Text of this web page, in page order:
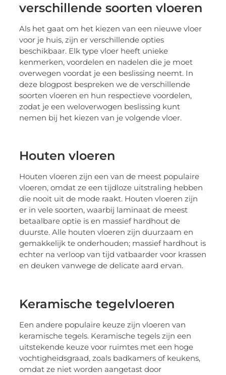
verschillende soorten vloeren
Als het gaat om het kiezen van een nieuwe vloer
voor je huis, zijn er verschillende opties
beschikbaar. Elk type vloer heeft unieke
kenmerken, voordelen en nadelen die je moet
overwegen voordat je een beslissing neemt. In
deze blogpost bespreken we de verschillende
soorten vloeren en hun respectieve voordelen,
zodat je een weloverwogen beslissing kunt
nemen bij het kiezen van je volgende vloer.
Houten vloeren
Houten vloeren zijn een van de meest populaire
vloeren, omdat ze een tijdloze uitstraling hebben
die nooit uit de mode raakt. Houten vloeren zijn
er in vele soorten, waarbij laminaat de meest
betaalbare optie is en massief hardhout de
duurste. Alle houten vloeren zijn duurzaam en
gemakkelijk te onderhouden; massief hardhout is
echter na verloop van tijd vatbaarder voor krassen
en deuken vanwege de delicate aard ervan.
Keramische tegelvloeren
Een andere populaire keuze zijn vloeren van
keramische tegels. Keramische tegels zijn een
uitstekende keuze voor ruimtes met een hoge
vochtigheidsgraad, zoals badkamers of keukens,
omdat ze niet worden aangetast door